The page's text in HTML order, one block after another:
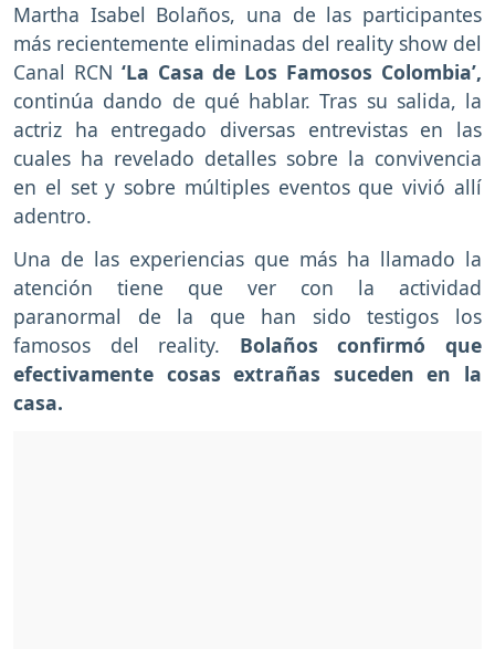
Martha Isabel Bolaños, una de las participantes
más recientemente eliminadas del reality show del
Canal RCN ‘La Casa de Los Famosos Colombia’,
continúa dando de qué hablar. Tras su salida, la
actriz ha entregado diversas entrevistas en las
cuales ha revelado detalles sobre la convivencia
en el set y sobre múltiples eventos que vivió allí
adentro.
Una de las experiencias que más ha llamado la
atención tiene que ver con la actividad
paranormal de la que han sido testigos los
famosos del reality. Bolaños confirmó que
efectivamente cosas extrañas suceden en la
casa.